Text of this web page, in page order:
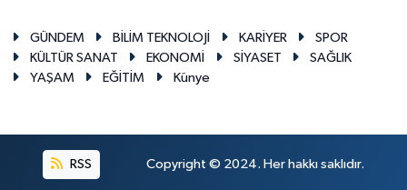
GÜNDEM BİLİM TEKNOLOJİ KARİYER
SPOR
KÜLTÜR SANAT
EKONOMİ SİYASET
SAĞLIK
YAŞAM
EĞİTİM Künye
RSS Copyright © 2024. Her hakkı saklıdır.